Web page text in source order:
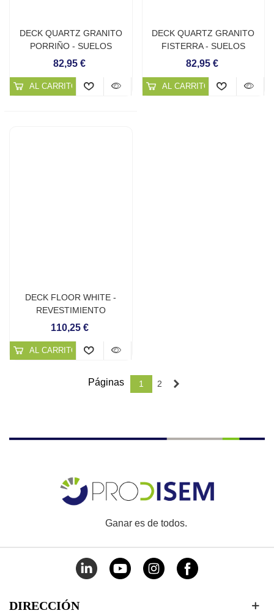
DECK QUARTZ GRANITO
PORRIÑO - SUELOS
CONTINUOS DE CUARZO
82,95 €
AL CARRITO
DECK QUARTZ GRANITO
FISTERRA - SUELOS
CONTINUOS DE CUARZO
82,95 €
AL CARRITO
DECK FLOOR WHITE -
REVESTIMIENTO
CONTINUO PARA PLAYAS
110,25 €
AL CARRITO
Páginas 1 2
Ganar es de todos.
DIRECCIÓN